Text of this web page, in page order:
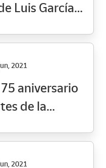
Luis García
2021
aniversario
de la
2021